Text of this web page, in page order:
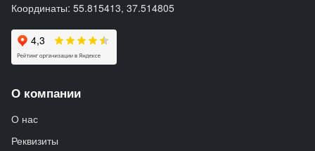
Координаты: 55.815413, 37.514805
О компании
О нас
Реквизиты